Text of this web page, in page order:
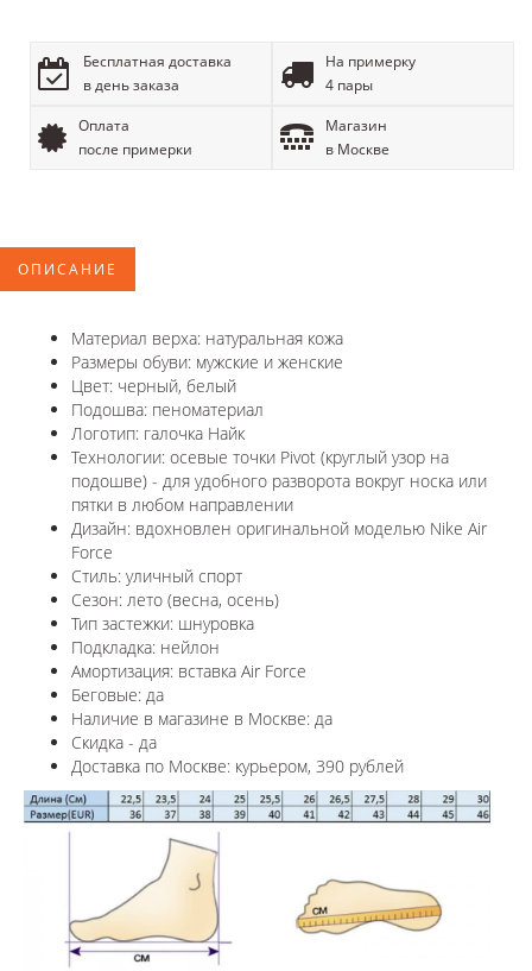
Бесплатная доставка
в день заказа
На примерку
4 пары
Оплата
после примерки
Магазин
в Москве
ОПИСАНИЕ
Материал верха: натуральная кожа
Размеры обуви: мужские и женские
Цвет: черный, белый
Подошва: пеноматериал
Логотип: галочка Найк
Технологии: осевые точки Pivot (круглый узор на
подошве) - для удобного разворота вокруг носка или
пятки в любом направлении
Дизайн: вдохновлен оригинальной моделью Nike Air
Force
Стиль: уличный спорт
Сезон: лето (весна, осень)
Тип застежки: шнуровка
Подкладка: нейлон
Амортизация: вставка Air Force
Беговые: да
Наличие в магазине в Москве: да
Скидка - да
Доставка по Москве: курьером, 390 рублей